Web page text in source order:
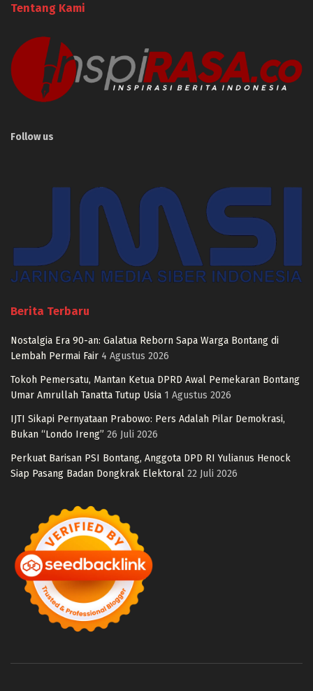
Tentang Kami
Follow us
Berita Terbaru
Nostalgia Era 90-an: Galatua Reborn Sapa Warga Bontang di
Lembah Permai Fair 4 Agustus 2026
Tokoh Pemersatu, Mantan Ketua DPRD Awal Pemekaran Bontang
Umar Amrullah Tanatta Tutup Usia 1 Agustus 2026
IJTI Sikapi Pernyataan Prabowo: Pers Adalah Pilar Demokrasi,
Bukan “Londo Ireng” 26 Juli 2026
Perkuat Barisan PSI Bontang, Anggota DPD RI Yulianus Henock
Siap Pasang Badan Dongkrak Elektoral 22 Juli 2026